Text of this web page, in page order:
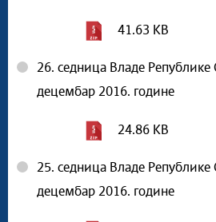
41.63 KB
26. седница Владе Републике
децембар 2016. године
24.86 KB
25. седница Владе Републике
децембар 2016. године